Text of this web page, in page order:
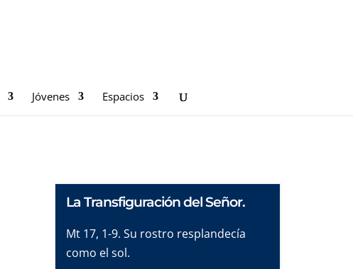
Jóvenes Espacios
La Transfiguración del Señor.
Mt 17, 1-9. Su rostro resplandecía
como el sol.